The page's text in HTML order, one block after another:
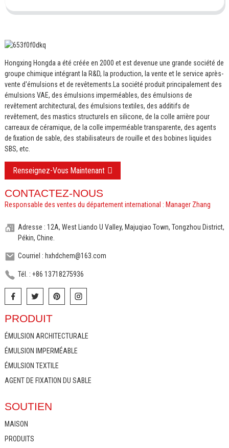
Hongxing Hongda a été créée en 2000 et est devenue une grande société de
groupe chimique intégrant la R&D, la production, la vente et le service après-
vente d'émulsions et de revêtements.La société produit principalement des
émulsions VAE, des émulsions imperméables, des émulsions de
revêtement architectural, des émulsions textiles, des additifs de
revêtement, des mastics structurels en silicone, de la colle arrière pour
carreaux de céramique, de la colle imperméable transparente, des agents
de fixation de sable, des stabilisateurs de rouille et des bobines liquides
SBS, etc.
Renseignez-Vous Maintenant
CONTACTEZ-NOUS
Responsable des ventes du département international : Manager Zhang
Adresse : 12A, West Liando U Valley, Majuqiao Town, Tongzhou District,
Pékin, Chine.
Courriel : hxhdchem@163.com
Tél. : +86 13718275936
PRODUIT
ÉMULSION ARCHITECTURALE
ÉMULSION IMPERMÉABLE
ÉMULSION TEXTILE
AGENT DE FIXATION DU SABLE
SOUTIEN
MAISON
PRODUITS